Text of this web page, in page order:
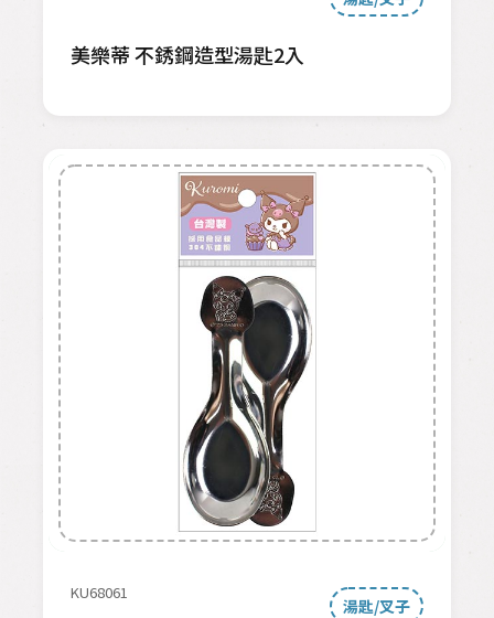
美樂蒂 不銹鋼造型湯匙2入
KU68061
湯匙/叉子